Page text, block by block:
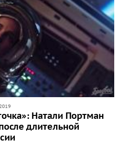
Натали Портман
длительной